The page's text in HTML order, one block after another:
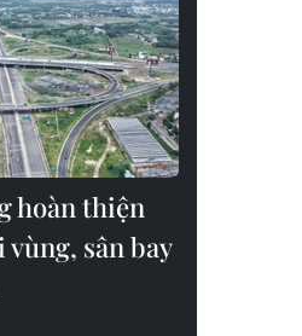
hoàn thiện
sân bay